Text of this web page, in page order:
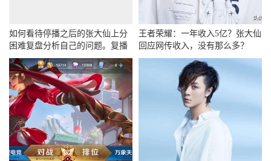
如何看待停播之后的张大仙上分
困难复盘分析自己的问题。复播
以后技术会提高吗？
王者荣耀：一年收入5亿？张大仙
回应网传收入，没有那么多？